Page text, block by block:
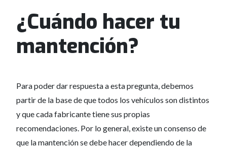
¿Cuándo hacer tu
mantención?
Para poder dar respuesta a esta pregunta, debemos
partir de la base de que todos los vehículos son distintos
y que cada fabricante tiene sus propias
recomendaciones. Por lo general, existe un consenso de
que la mantención se debe hacer dependiendo de la